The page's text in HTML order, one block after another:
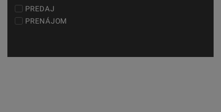
PREDAJ
PRENÁJOM